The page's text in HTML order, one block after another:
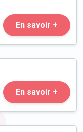
En savoir +
En savoir +